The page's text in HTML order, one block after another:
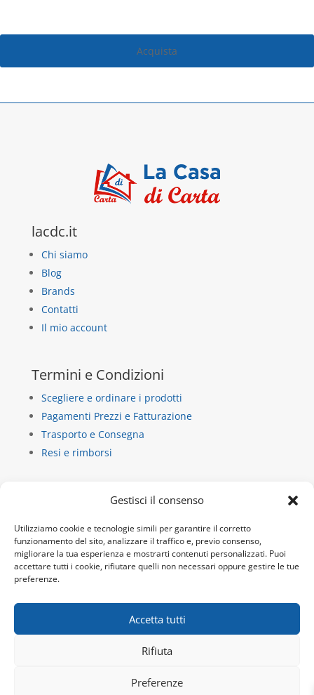
Gestisci il consenso
Utilizziamo cookie e tecnologie simili per garantire il corretto
funzionamento del sito, analizzare il traffico e, previo consenso,
migliorare la tua esperienza e mostrarti contenuti personalizzati. Puoi
accettare tutti i cookie, rifiutare quelli non necessari oppure gestire le tue
preferenze.
Accetta tutti
Rifiuta
Preferenze
Acquista
lacdc.it
Chi siamo
Blog
Brands
Contatti
Il mio account
Termini e Condizioni
Scegliere e ordinare i prodotti
Pagamenti Prezzi e Fatturazione
Trasporto e Consegna
Resi e rimborsi
La Casa di Carta
via dietro castello 13/b
10018 Pavone Canavese
P.IVA 10932920019
Email:info@lacdc.it